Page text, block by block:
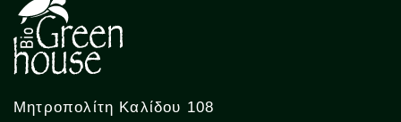
Μητροπολίτη Καλίδου 108